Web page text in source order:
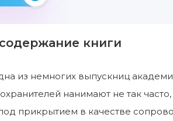
книги
из немногих выпускниц
нанимают не так
прикрытием в качестве